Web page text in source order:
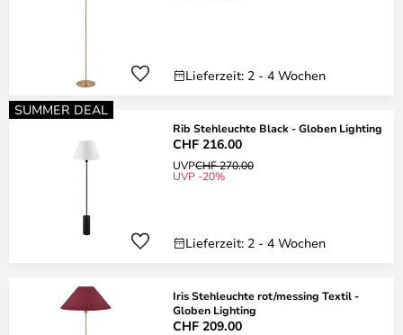
Lieferzeit: 2 - 4 Wochen
SUMMER DEAL
Rib Stehleuchte Black - Globen Lighting
CHF 216.00
UVPCHF 270.00
UVP -20%
Lieferzeit: 2 - 4 Wochen
Iris Stehleuchte rot/messing Textil -
Globen Lighting
CHF 209.00